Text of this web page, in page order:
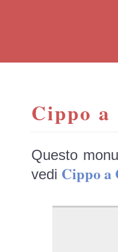
Cippo
Questo
vedi Cippo a